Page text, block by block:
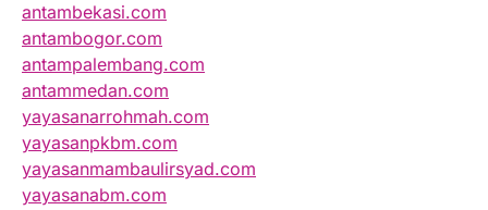
antambekasi.com
antambogor.com
antampalembang.com
antammedan.com
yayasanarrohmah.com
yayasanpkbm.com
yayasanmambaulirsyad.com
yayasanabm.com